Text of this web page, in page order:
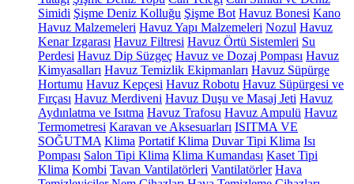
Simidi Şişme Deniz Kolluğu Şişme Bot Havuz Bonesi Kano
Havuz Malzemeleri Havuz Yapı Malzemeleri Nozul Havuz
Kenar Izgarası Havuz Filtresi Havuz Örtü Sistemleri Su
Perdesi Havuz Dip Süzgeç Havuz ve Dozaj Pompası Havuz
Kimyasalları Havuz Temizlik Ekipmanları Havuz Süpürge
Hortumu Havuz Kepçesi Havuz Robotu Havuz Süpürgesi ve
Fırçası Havuz Merdiveni Havuz Duşu ve Masaj Jeti Havuz
Aydınlatma ve Isıtma Havuz Trafosu Havuz Ampulü Havuz
Termometresi Karavan ve Aksesuarları ISITMA VE
SOĞUTMA Klima Portatif Klima Duvar Tipi Klima Isı
Pompası Salon Tipi Klima Klima Kumandası Kaset Tipi
Klima Kombi Tavan Vantilatörleri Vantilatörler Hava